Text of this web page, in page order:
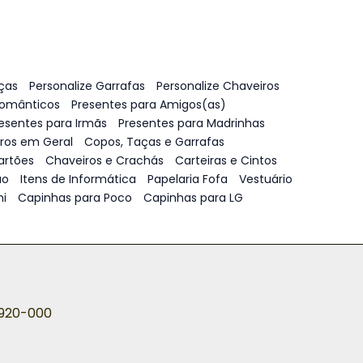
Personalize Garrafas
Personalize Chaveiros
Presentes para Amigos(as)
para Irmãs
Presentes para Madrinhas
em Geral
Copos, Taças e Garrafas
Chaveiros e Crachás
Carteiras e Cintos
Itens de Informática Papelaria Fofa
Vestuário
Capinhas para Poco Capinhas para LG
000